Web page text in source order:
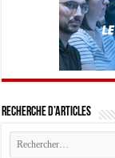
Recherche d’articles